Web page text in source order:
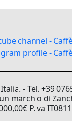
- Tel. +39
marchio di
P.iva